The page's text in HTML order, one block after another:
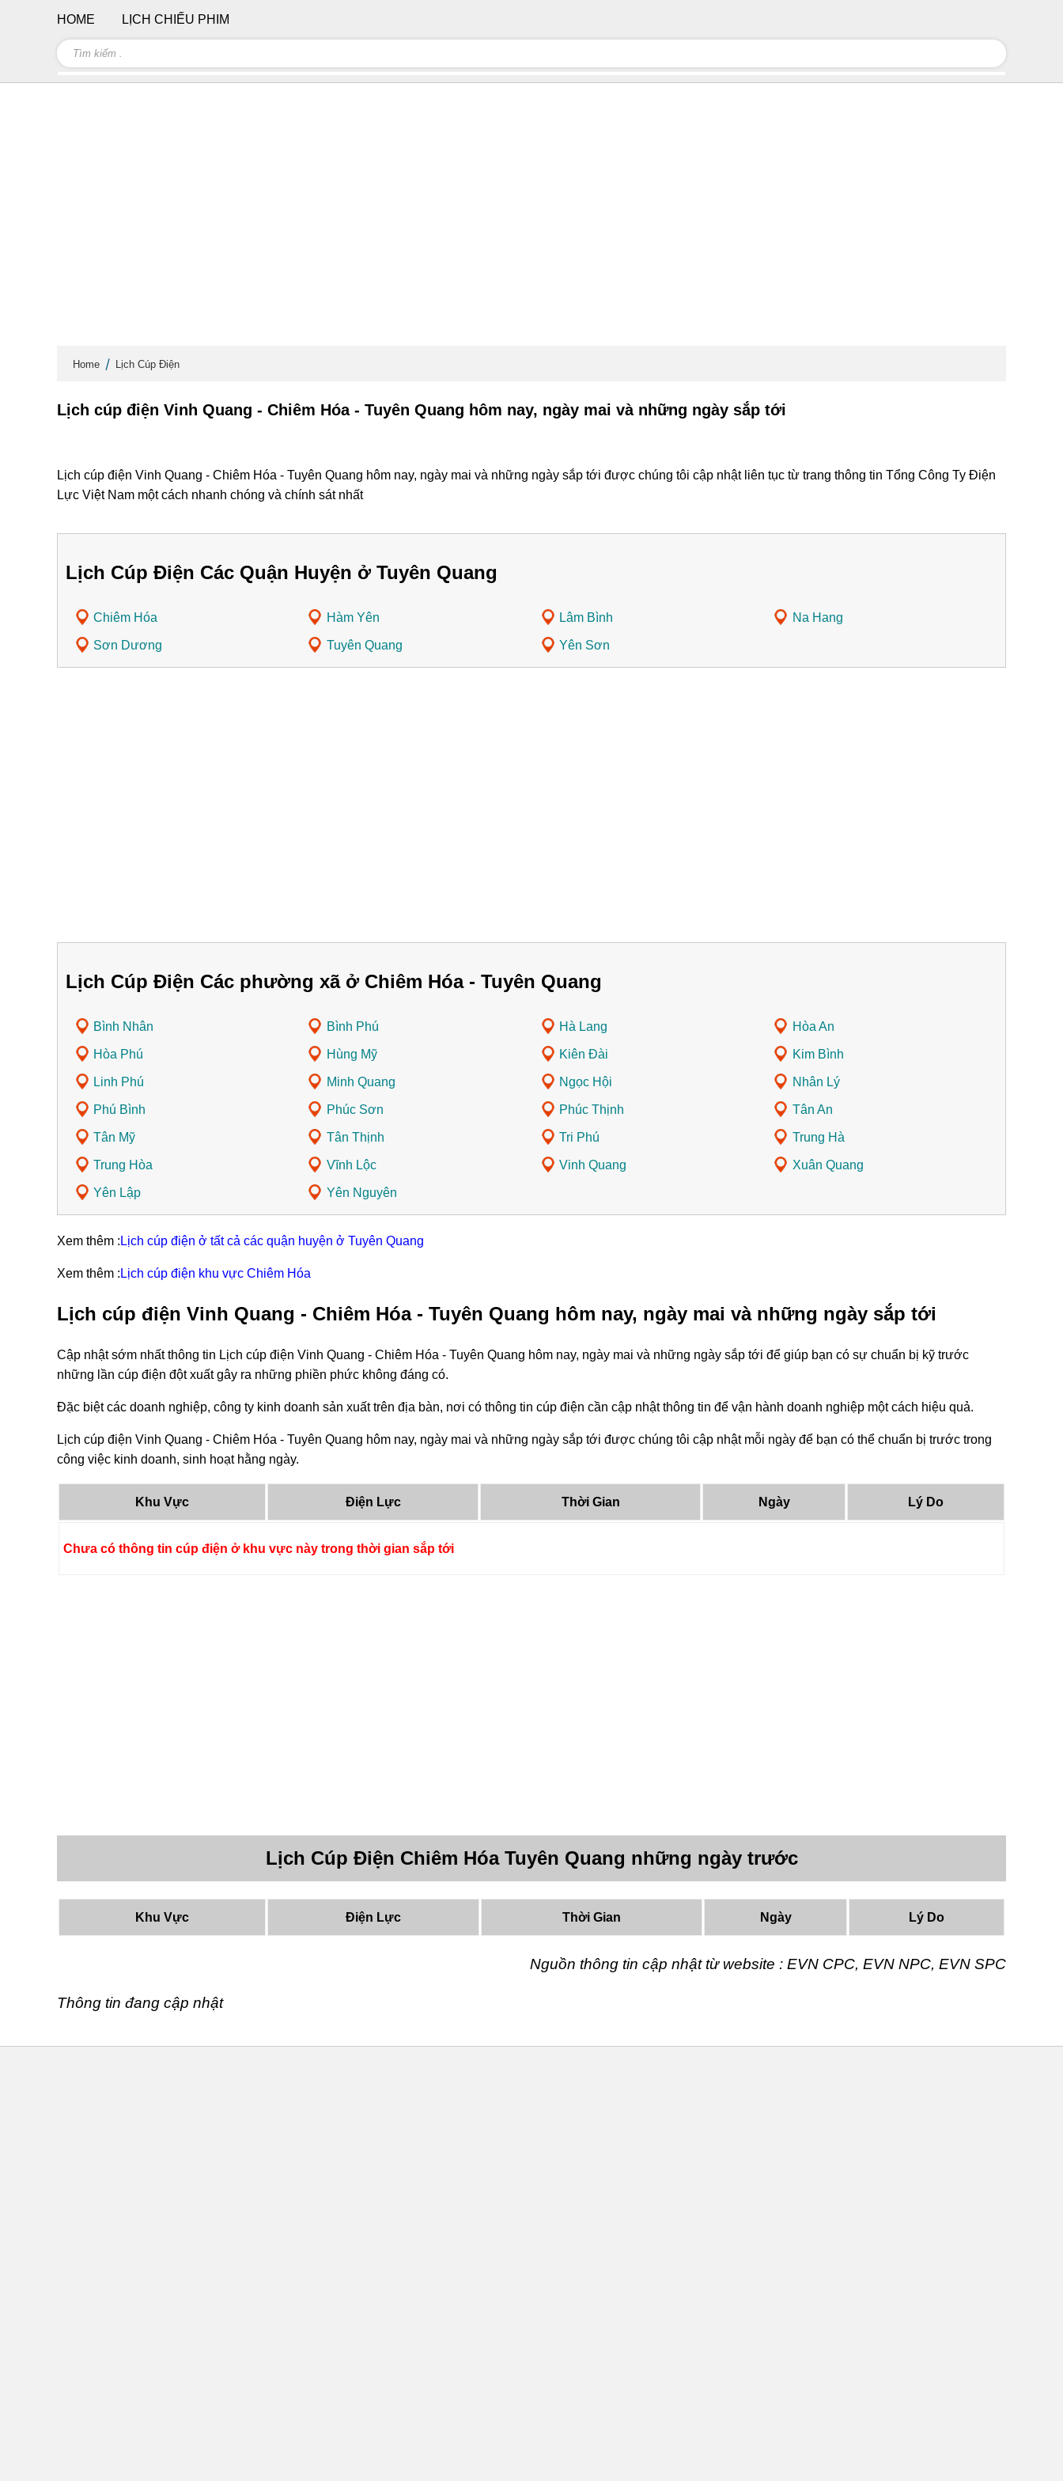
Home Lịch Cúp Điện
Lịch cúp điện Vinh Quang - Chiêm Hóa - Tuyên Quang hôm nay, ngày mai và những ngày sắp tới
Lịch cúp điện Vinh Quang - Chiêm Hóa - Tuyên Quang hôm nay, ngày mai và những ngày sắp tới được chúng tôi cập nhật liên tục từ trang thông tin Tổng Công Ty Điện
Lực Việt Nam một cách nhanh chóng và chính sát nhất
Lịch Cúp Điện Các Quận Huyện ở Tuyên Quang
Chiêm Hóa Hàm Yên Lâm Bình Na Hang
Sơn Dương Tuyên Quang Yên Sơn
Lịch Cúp Điện Các phường xã ở Chiêm Hóa - Tuyên Quang
Bình Nhân Bình Phú Hà Lang Hòa An
Hòa Phú Hùng Mỹ Kiên Đài Kim Bình
Linh Phú Minh Quang Ngọc Hội Nhân Lý
Phú Bình Phúc Sơn Phúc Thịnh Tân An
Tân Mỹ Tân Thịnh Tri Phú Trung Hà
Trung Hòa Vĩnh Lộc Vinh Quang Xuân Quang
Yên Lập Yên Nguyên
Xem thêm : Lịch cúp điện ở tất cả các quận huyện ở Tuyên Quang
Xem thêm : Lịch cúp điện khu vực Chiêm Hóa
Lịch cúp điện Vinh Quang - Chiêm Hóa - Tuyên Quang hôm nay, ngày mai và những ngày sắp tới
Cập nhật sớm nhất thông tin Lịch cúp điện Vinh Quang - Chiêm Hóa - Tuyên Quang hôm nay, ngày mai và những ngày sắp tới để giúp bạn có sự chuẩn bị kỹ trước
những lần cúp điện đột xuất gây ra những phiền phức không đáng có.
Đặc biệt các doanh nghiệp, công ty kinh doanh sản xuất trên địa bàn, nơi có thông tin cúp điện cần cập nhật thông tin để vận hành doanh nghiệp một cách hiệu quả.
Lịch cúp điện Vinh Quang - Chiêm Hóa - Tuyên Quang hôm nay, ngày mai và những ngày sắp tới được chúng tôi cập nhật mỗi ngày để bạn có thể chuẩn bị trước trong
công việc kinh doanh, sinh hoạt hằng ngày.
Khu Vực Điện Lực Thời Gian Ngày Lý Do
Chưa có thông tin cúp điện ở khu vực này trong thời gian sắp tới
Lịch Cúp Điện Chiêm Hóa Tuyên Quang những ngày trước
Khu Vực Điện Lực Thời Gian Ngày Lý Do
Nguồn thông tin cập nhật từ website : EVN CPC, EVN NPC, EVN SPC
Thông tin đang cập nhật
HOME LỊCH CHIẾU PHIM